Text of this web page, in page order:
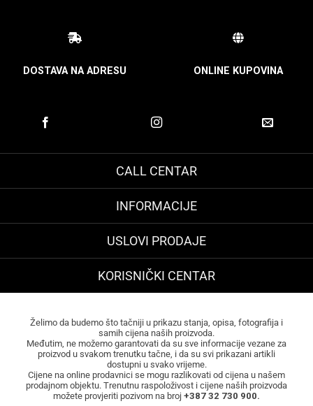
DOSTAVA NA ADRESU ONLINE KUPOVINA
CALL CENTAR
INFORMACIJE
USLOVI PRODAJE
KORISNIČKI CENTAR
Želimo da budemo što tačniji u prikazu stanja, opisa, fotografija i
samih cijena naših proizvoda.
Međutim, ne možemo garantovati da su sve informacije vezane za
proizvod u svakom trenutku tačne, i da su svi prikazani artikli
dostupni u svako vrijeme.
Cijene na online prodavnici se mogu razlikovati od cijena u našem
prodajnom objektu. Trenutnu raspoloživost i cijene naših proizvoda
možete provjeriti pozivom na broj +387 32 730 900.